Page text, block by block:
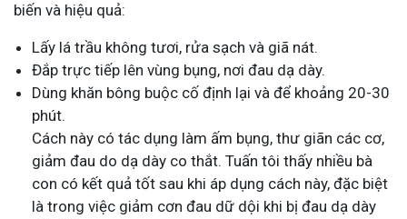
biến và hiệu quả:
Lấy lá trầu không tươi, rửa sạch và giã nát.
Đắp trực tiếp lên vùng bụng, nơi đau dạ dày.
Dùng khăn bông buộc cố định lại và để khoảng 20-30
phút.
Cách này có tác dụng làm ấm bụng, thư giãn các cơ,
giảm đau do dạ dày co thắt. Tuấn tôi thấy nhiều bà
con có kết quả tốt sau khi áp dụng cách này, đặc biệt
là trong việc giảm cơn đau dữ dội khi bị đau dạ dày